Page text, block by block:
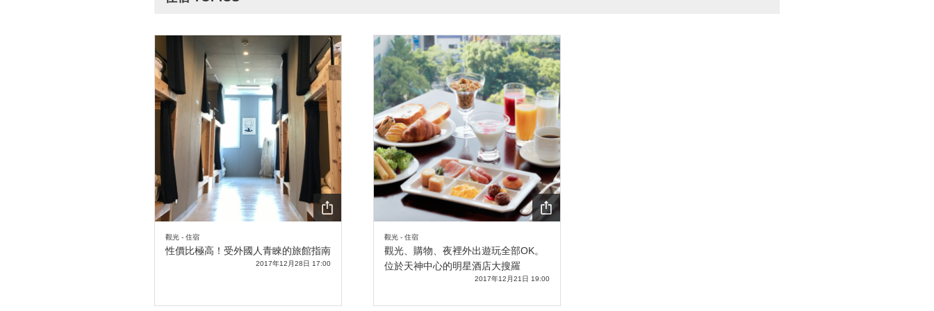
RE
觀光 - 住宿
性價比極高！受外國人青睞的旅館指南
2017年12月28日 17:00
RE
觀光 - 住宿
觀光、購物、夜裡外出遊玩全部OK。
位於天神中心的明星酒店大搜羅
2017年12月21日 19:00